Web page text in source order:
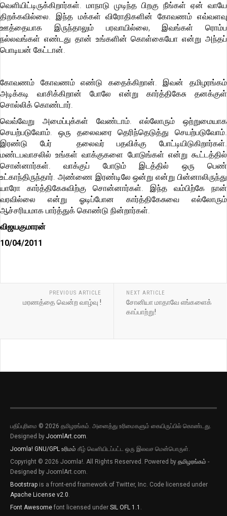
வெளியிட்டிருக்கிறார்கள். மாநாடு முடிந்த பிறகு நீங்கள் ஏன் வாயே
திறக்கவில்லை. இந்த மக்கள் விரோதிகளின் கோவணம் எவ்வளவு
ஊத்தையாக இருந்தாலும் பரவாயில்லை, இவங்கள் ரொம்ப
நல்லவங்கள் எண்டது தான் உங்களின் கொள்கையோ என்று அந்தப்
பொடியன் கேட்டான்.
கோவணம் கோவணம் எண்டு கதைக்கிறான். இவன் தமிழரங்கம்
அடிக்கடி வாசிக்கிறான் போலே என்று கார்த்திகேசு தனக்குள்
சொல்லிக் கொண்டார்.
வெவ்வேறு அமைப்புக்கள் வேண்டாம். எல்லோரும் ஒற்றுமையாக
செயற்படுவோம். ஒரு தலைவரை தெரிந்தெடுத்து செயற்படுவோம்.
இரண்டு பேர் தலைவர் பதவிக்கு போட்டியிடுகிறார்கள்.
மண்டபவாசலில் உங்கள் வாக்குகளை போடுங்கள் என்று கூட்டத்தில்
சொன்னார்கள். வாக்குப் போடும் இடத்தில் ஒரு பெண்
உட்காந்திருந்தார். அண்ணை இரண்டிலே ஒன்று என்று பின்னாலிருந்து
யாரோ கார்த்திகேசுவிற்கு சொன்னார்கள். இந்த வம்பிற்கே நான்
வரவில்லை என்று ஓடிப்போன கார்த்திகேசுவை எல்லோரும்
ஆச்சரியமாக பார்த்துக் கொண்டு நின்றார்கள்.
விஜயகுமாரன்
10/04/2011
PREVIOUS ARTICLE
மரணத்தை வென்ற வாழ்வு !
NEXT ARTICLE
சோனியா மாதாவே எங்களைக்
காப்பாற்று!
பதிப்புரிமை © 2026 தமிழரங்கம். அனைத்து உரிமைகளும் கையிருப்பில் கொண்டது.
Designed by JoomlArt.com.
Joomla! GNU/GPL உரிமம் கீழ் வெளியிடப்பட்ட ஒரு இலவச மென்பொருள்.
Copyright © 2026 Joomla!. All Rights Reserved. Powered by தமிழரங்கம் -
Designed by JoomlArt.com.
Bootstrap is a front-end framework of Twitter, Inc. Code licensed under
Apache License v2.0.
Font Awesome font licensed under SIL OFL 1.1 .